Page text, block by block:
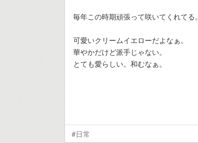
毎年この時期頑張って咲いてくれてる。
可愛いクリームイエローだよなぁ。
華やかだけど派手じゃない。
とても愛らしい。和むなぁ。
#日常